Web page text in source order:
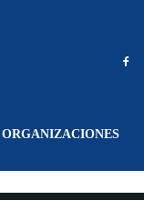
ORGANIZACIONES